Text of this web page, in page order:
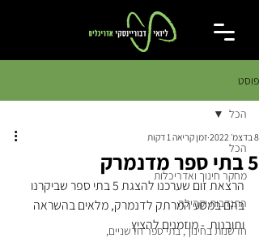
פוסט
הכל
מחקר חינוך ואדריכלות
התנדבות וקהילה
חדשנות בחינוך, בתי ספר חדשניים,
הכל
5 בתי ספר מדנמרק
8 בדצמ׳ 2022 זמן קריאה 1 דקות
הרצאת זום שערכנו להצגת 5 בתי ספר שביקרנו
בהם במסע המרתק לדנמרק, מלאים בהשראה
ותובנות  - מוזמנים להציץ